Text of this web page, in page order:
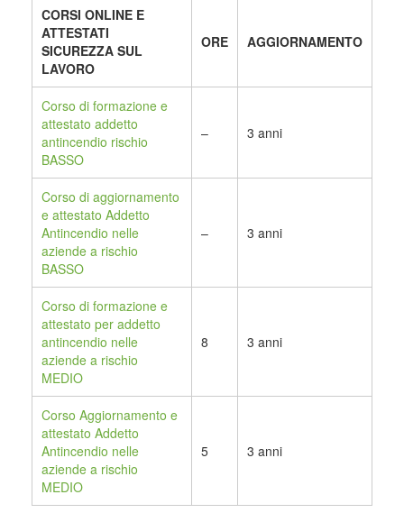
CORSI ONLINE E
ATTESTATI
SICUREZZA SUL
LAVORO
ORE AGGIORNAMENTO
Corso di formazione e
attestato addetto
antincendio rischio
BASSO
– 3 anni
Corso di aggiornamento
e attestato Addetto
Antincendio nelle
aziende a rischio
BASSO
– 3 anni
Corso di formazione e
attestato per addetto
antincendio nelle
aziende a rischio
MEDIO
8 3 anni
Corso Aggiornamento e
attestato Addetto
Antincendio nelle
aziende a rischio
MEDIO
5 3 anni